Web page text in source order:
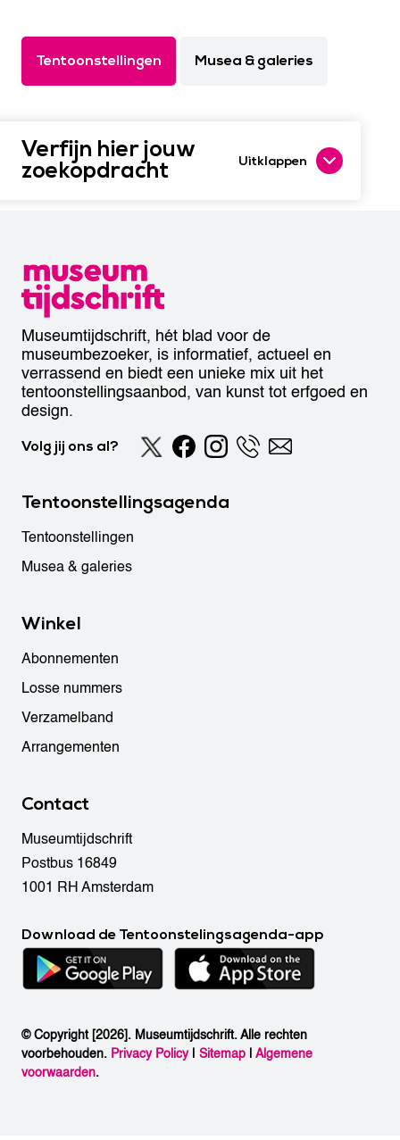
Tentoonstellingen Musea & galeries
Verfijn hier jouw
zoekopdracht Uitklappen
Museumtijdschrift, hét blad voor de
museumbezoeker, is informatief, actueel en
verrassend en biedt een unieke mix uit het
tentoonstellingsaanbod, van kunst tot erfgoed en
design.
Volg jij ons al?
Tentoonstellingsagenda
Tentoonstellingen
Musea & galeries
Winkel
Abonnementen
Losse nummers
Verzamelband
Arrangementen
Contact
Museumtijdschrift
Postbus 16849
1001 RH Amsterdam
Download de Tentoonstelingsagenda-app
© Copyright [2026]. Museumtijdschrift. Alle rechten
voorbehouden. Privacy Policy| Sitemap |Algemene
voorwaarden.